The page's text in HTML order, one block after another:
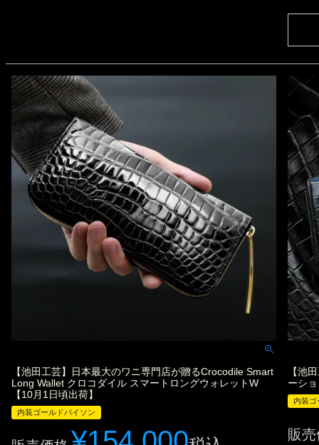
【池田工芸】日本最大のワニ専門店が贈るCrocodile Smart
Long Wallet クロコダイル スマートロングウォレットW
【10月1日頃出荷】
内装ゴールドパイソン
【池
ーシ
内装ゴ
販